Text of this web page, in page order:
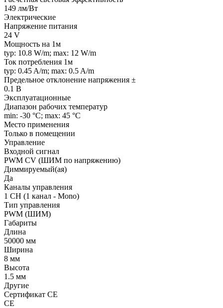
149 лм/Вт
Электрические
Напряжение питания
24 V
Мощность на 1м
typ: 10.8 W/m; max: 12 W/m
Ток потребления 1м
typ: 0.45 A/m; max: 0.5 A/m
Предельное отклонение напряжения ±
0.1 В
Эксплуатационные
Диапазон рабочих температур
min: -30 °C; max: 45 °C
Место применения
Только в помещении
Управление
Входной сигнал
PWM СV (ШИМ по напряжению)
Диммируемый(ая)
Да
Каналы управления
1 CH (1 канал - Mono)
Тип управления
PWM (ШИМ)
Габариты
Длина
50000 мм
Ширина
8 мм
Высота
1.5 мм
Другие
Сертификат CE
CE